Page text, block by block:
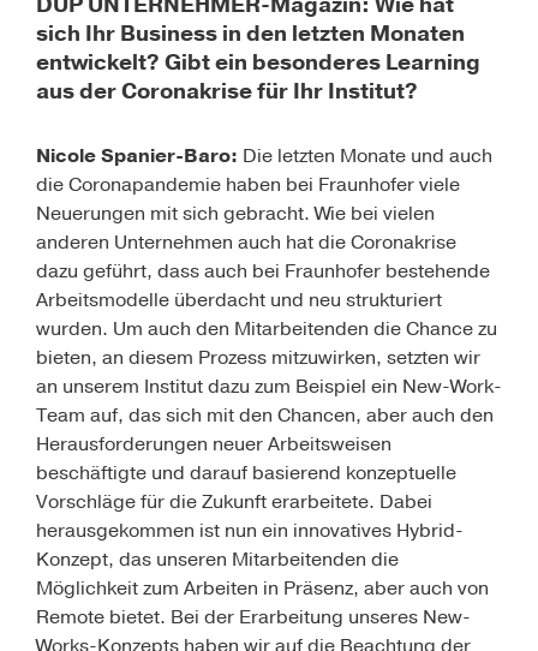
sich Ihr Business in den letzten Monaten
entwickelt? Gibt ein besonderes Learning
aus der Coronakrise für Ihr Institut?
Nicole Spanier-Baro: Die letzten Monate und auch
die Coronapandemie haben bei Fraunhofer viele
Neuerungen mit sich gebracht. Wie bei vielen
anderen Unternehmen auch hat die Coronakrise
dazu geführt, dass auch bei Fraunhofer bestehende
Arbeitsmodelle überdacht und neu strukturiert
wurden. Um auch den Mitarbeitenden die Chance zu
bieten, an diesem Prozess mitzuwirken, setzten wir
an unserem Institut dazu zum Beispiel ein New-Work-
Team auf, das sich mit den Chancen, aber auch den
Herausforderungen neuer Arbeitsweisen
beschäftigte und darauf basierend konzeptuelle
Vorschläge für die Zukunft erarbeitete. Dabei
herausgekommen ist nun ein innovatives Hybrid-
Konzept, das unseren Mitarbeitenden die
Möglichkeit zum Arbeiten in Präsenz, aber auch von
Remote bietet. Bei der Erarbeitung unseres New-